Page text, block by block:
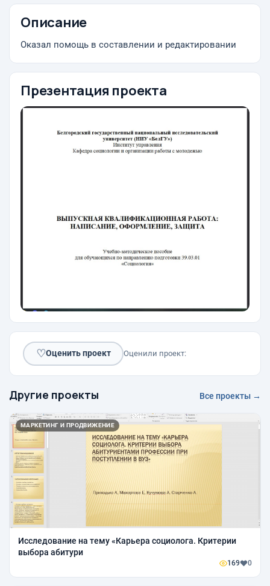
Описание
Оказал помощь в составлении и редактировании
Презентация проекта
♡Оценить проект Оценили проект:
Другие проекты Все проекты →
МАРКЕТИНГ И ПРОДВИЖЕНИЕ
Исследование на тему «Карьера социолога. Критерии
выбора абитури
169 0